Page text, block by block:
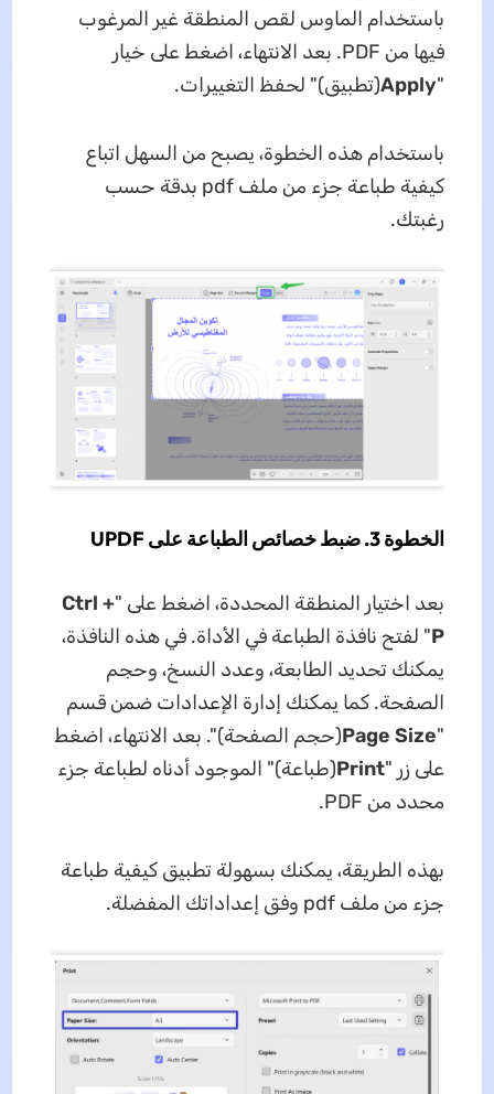
باستخدام الماوس لقص المنطقة غير المرغوب
فيها من PDF. بعد الانتهاء، اضغط على خيار
"
Apply(تطبيق)" لحفظ التغييرات.
باستخدام هذه الخطوة، يصبح من السهل اتباع
كيفية طباعة جزء من ملف pdf بدقة حسب
رغبتك.
الخطوة 3. ضبط خصائص الطباعة على UPDF
بعد اختيار المنطقة المحددة، اضغط على "Ctrl +
P" لفتح نافذة الطباعة في الأداة. في هذه النافذة،
يمكنك تحديد الطابعة، وعدد النسخ، وحجم
الصفحة. كما يمكنك إدارة الإعدادات ضمن قسم
"
Page Size(حجم الصفحة)". بعد الانتهاء، اضغط
على زر "Print(طباعة)" الموجود أدناه لطباعة جزء
محدد من PDF.
بهذه الطريقة، يمكنك بسهولة تطبيق كيفية طباعة
جزء من ملف pdf وفق إعداداتك المفضلة.